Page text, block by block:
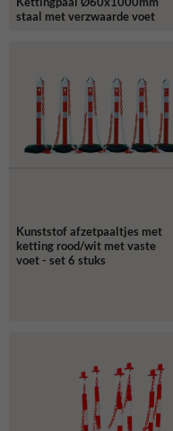
staal met verzwaarde voet
Kunststof afzetpaaltjes met
ketting rood/wit met vaste
voet - set 6 stuks